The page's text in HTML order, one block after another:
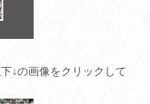
↓の画像をクリックして